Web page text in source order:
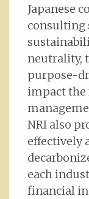
Japanese
consulting
neutrality,
purpose-
impact the
NRI also
effectively
each
financial